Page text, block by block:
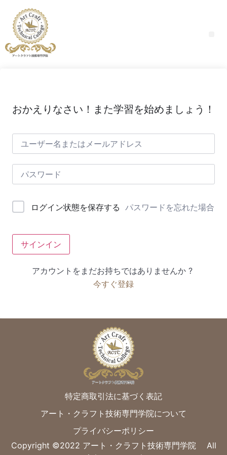
おかえりなさい！また学習を始めましょう！
ログイン状態を保存する パスワードを忘れた場合
サインイン
アカウントをまだお持ちではありませんか ?
今すぐ登録
特定商取引法に基づく表記
アート・クラフト技術専門学院について
プライバシーポリシー
Copyright ©︎2022 アート・クラフト技術専門学院 All